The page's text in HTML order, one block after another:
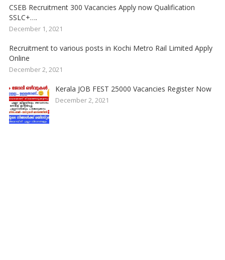
CSEB Recruitment 300 Vacancies Apply now Qualification
SSLC+….
December 1, 2021
Recruitment to various posts in Kochi Metro Rail Limited Apply
Online
December 2, 2021
Kerala JOB FEST 25000 Vacancies Register Now
December 2, 2021